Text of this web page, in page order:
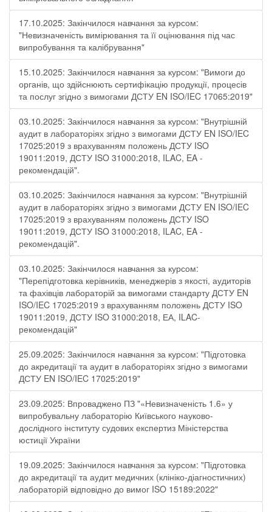
17.10.2025: Закінчилося навчання за курсом:
"Невизначеність вимірювання та її оцінювання під час
випробування та калібрування"
15.10.2025: Закінчилося навчання за курсом: "Вимоги до
органів, що здійснюють сертифікацію продукції, процесів
та послуг згідно з вимогами ДСТУ EN ISO/IEC 17065:2019"
03.10.2025: Закінчилося навчання за курсом: "Внутрішній
аудит в лабораторіях згідно з вимогами ДСТУ EN ISO/IEC
17025:2019 з врахуванням положень ДСТУ ISO
19011:2019, ДСТУ ISO 31000:2018, ILAC, EA -
рекомендацій".
03.10.2025: Закінчилося навчання за курсом: "Внутрішній
аудит в лабораторіях згідно з вимогами ДСТУ EN ISO/IEC
17025:2019 з врахуванням положень ДСТУ ISO
19011:2019, ДСТУ ISO 31000:2018, ILAC, EA -
рекомендацій".
03.10.2025: Закінчилося навчання за курсом:
"Перепідготовка керівників, менеджерів з якості, аудиторів
та фахівців лабораторій за вимогами стандарту ДСТУ EN
ISO/IEC 17025:2019 з врахуванням положень ДСТУ ISO
19011:2019, ДСТУ ISO 31000:2018, ЕА, ILAC-
рекомендацій"
25.09.2025: Закінчилося навчання за курсом: "Підготовка
до акредитації та аудит в лабораторіях згідно з вимогами
ДСТУ EN ISO/IEC 17025:2019"
23.09.2025: Впроваджено ПЗ "«Невизначеність 1.6» у
випробувальну лабораторію Київського науково-
дослідного інституту судових експертиз Міністерства
юстиції України
19.09.2025: Закінчилося навчання за курсом: "Підготовка
до акредитації та аудит медичних (клініко-діагностичних)
лабораторій відповідно до вимог ISO 15189:2022"